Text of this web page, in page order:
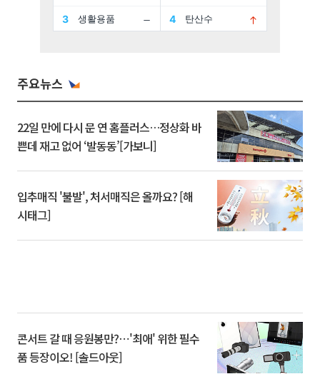
주요뉴스
22일 만에 다시 문 연 홈플러스…정상화 바
쁜데 재고 없어 ‘발동동’[가보니]
입추매직 '불발', 처서매직은 올까요? [해
시태그]
콘서트 갈 때 응원봉만?⋯'최애' 위한 필수
품 등장이오! [솔드아웃]